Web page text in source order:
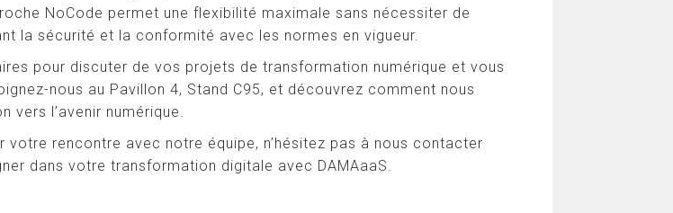
NoCode permet une flexibilité maximale sans nécessiter de
la sécurité et la conformité avec les normes en vigueur.
pour discuter de vos projets de transformation numérique et vous
nous au Pavillon 4, Stand C95, et découvrez comment nous
vers l’avenir numérique.
rencontre avec notre équipe, n’hésitez pas à nous contacter
dans votre transformation digitale avec DAMAaaS.